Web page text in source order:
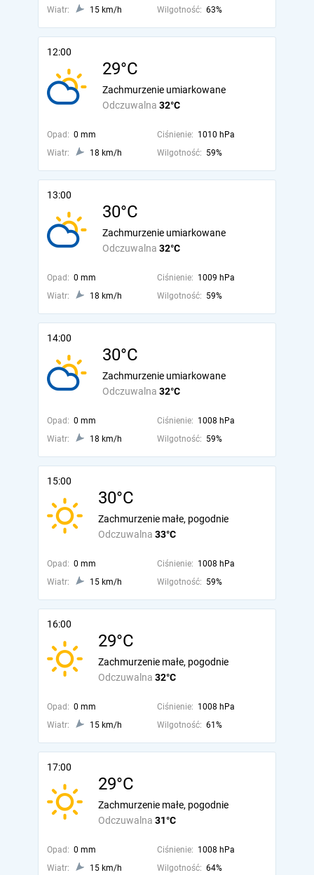
Wiatr:
15 km/h Wilgotność: 63%
12:00
29°C
Odczuwalna 32°C
Zachmurzenie umiarkowane
Opad: 0 mm Ciśnienie: 1010 hPa
Wiatr:
18 km/h Wilgotność: 59%
13:00
30°C
Odczuwalna 32°C
Zachmurzenie umiarkowane
Opad: 0 mm Ciśnienie: 1009 hPa
Wiatr:
18 km/h Wilgotność: 59%
14:00
30°C
Odczuwalna 32°C
Zachmurzenie umiarkowane
Opad: 0 mm Ciśnienie: 1008 hPa
Wiatr:
18 km/h Wilgotność: 59%
15:00
30°C
Odczuwalna 33°C
Zachmurzenie małe, pogodnie
Opad: 0 mm Ciśnienie: 1008 hPa
Wiatr:
15 km/h Wilgotność: 59%
16:00
29°C
Odczuwalna 32°C
Zachmurzenie małe, pogodnie
Opad: 0 mm Ciśnienie: 1008 hPa
Wiatr:
15 km/h Wilgotność: 61%
17:00
29°C
Odczuwalna 31°C
Zachmurzenie małe, pogodnie
Opad: 0 mm Ciśnienie: 1008 hPa
Wiatr:
15 km/h Wilgotność: 64%